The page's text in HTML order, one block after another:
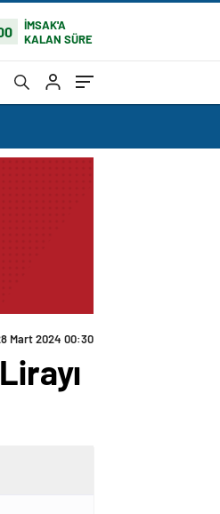
İMSAK'A
KALAN SÜRE
Mart 2024 00:30